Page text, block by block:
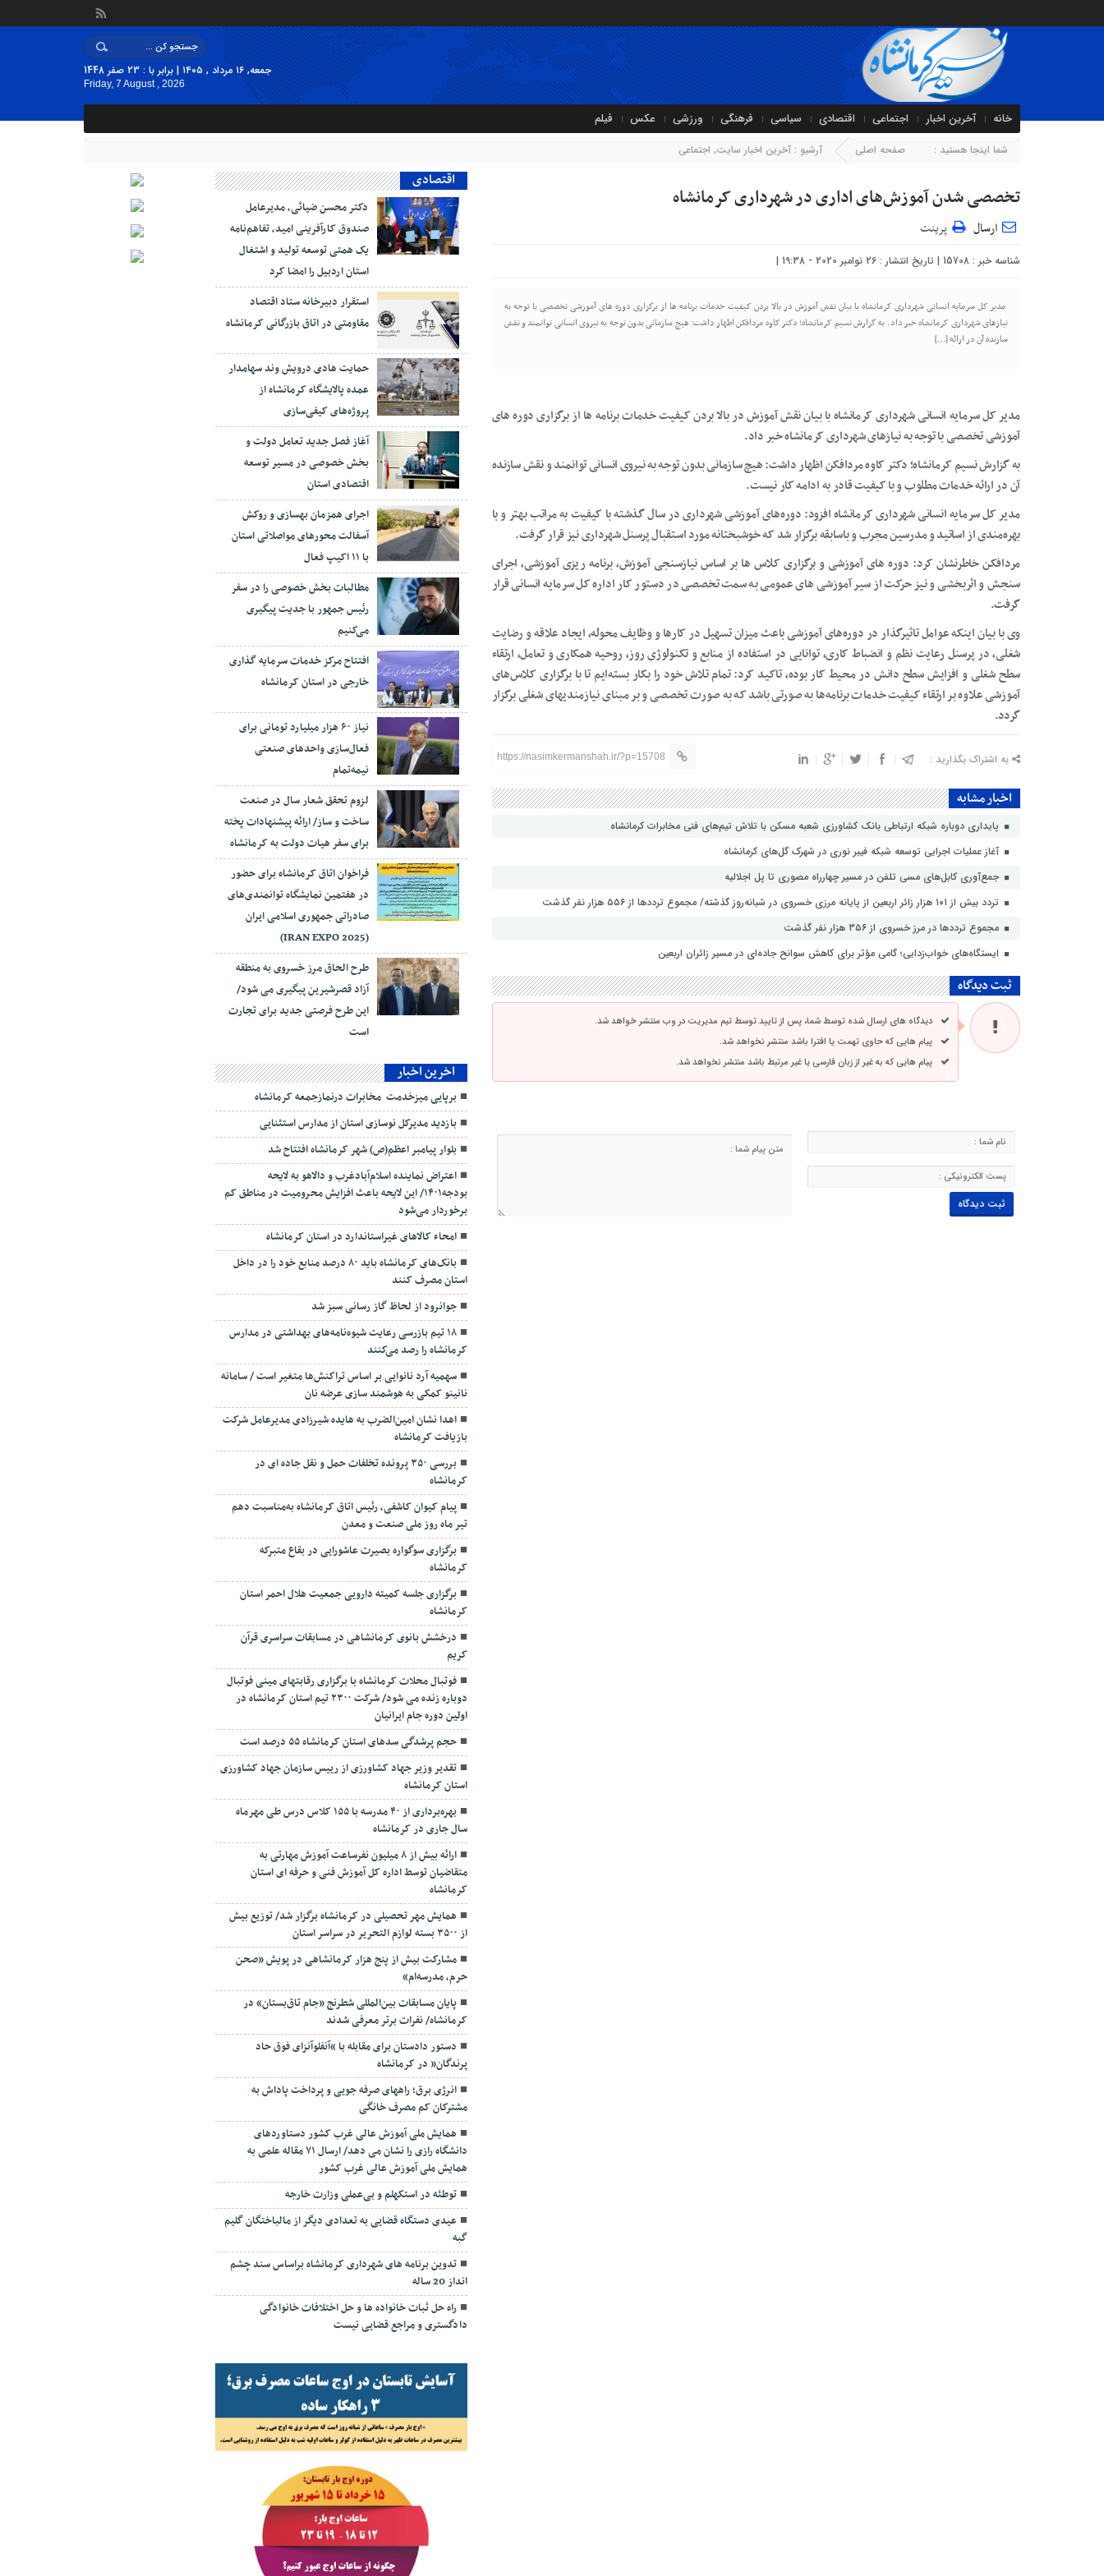
جمعه, ۱۶ مرداد , ۱۴۰۵ | برابر با : 23 صفر 1448
Friday, 7 August , 2026
خانه آخرین اخبار اجتماعی اقتصادی سیاسی فرهنگی ورزشی عکس فیلم
شما اینجا هستید : صفحه اصلی آرشیو : آخرین اخبار سایت, اجتماعی
تخصصی شدن آموزش‌های اداری در شهرداری کرمانشاه
ارسال پرینت
شناسه خبر : 15708 | تاریخ انتشار : 26 نوامبر 2020 - 19:38 |
‍ مدیر کل سرمایه انسانی شهرداری کرمانشاه با بیان نقش آموزش در بالا بردن کیفیت خدمات برنامه ها از برگزاری دوره های آموزشی تخصصی با توجه به
نیازهای شهرداری کرمانشاه خبر داد. به گزارش نسیم کرمانشاه؛ دکتر کاوه مردافکن اظهار داشت: هیچ سازمانی بدون توجه به نیروی انسانی توانمند و نقش
سازنده آن در ارائه […]
مدیر کل سرمایه انسانی شهرداری کرمانشاه با بیان نقش آموزش در بالا بردن کیفیت خدمات برنامه ها از برگزاری دوره های
آموزشی تخصصی با توجه به نیازهای شهرداری کرمانشاه خبر داد.
به گزارش نسیم کرمانشاه؛ دکتر کاوه مردافکن اظهار داشت: هیچ سازمانی بدون توجه به نیروی انسانی توانمند و نقش سازنده
آن در ارائه خدمات مطلوب و با کیفیت قادر به ادامه کار نیست.
مدیر کل سرمایه انسانی شهرداری کرمانشاه افزود: دوره‌های آموزشی شهرداری در سال گذشته با کیفیت به مراتب بهتر و با
بهره‌مندی از اساتید و مدرسین مجرب و باسابقه برگزار شد که خوشبختانه مورد استقبال پرسنل شهرداری نیز قرار گرفت.
مردافکن خاطرنشان کرد: دوره های آموزشی و برگزاری کلاس ها بر اساس نیازسنجی آموزش، برنامه ریزی آموزشی، اجرای
سنجش و اثربخشی و نیز حرکت از سیر آموزشی های عمومی به سمت تخصصی در دستور کار اداره کل سرمایه انسانی قرار
گرفت.
وی با بیان اینکه عوامل تاثیرگذار در دوره‌های آموزشی باعث میزان تسهیل در کارها و وظایف محوله، ایجاد علاقه و رضایت
شغلی، در پرسنل رعایت نظم و انضباط کاری، توانایی در استفاده از منابع و تکنولوژی روز، روحیه همکاری و تعامل، ارتقاء
سطح شغلی و افزایش سطح دانش در محیط کار بوده، تاکید کرد: تمام تلاش خود را بکار بسته‌ایم تا با برگزاری کلاس‌های
آموزشی علاوه بر ارتقاء کیفیت خدمات برنامه‌ها به صورتی باشد که به صورت تخصصی و بر مبنای نیازمندیهای شغلی برگزار
گردد.
به اشتراک بگذارید : https://nasimkermanshah.ir/?p=15708
اخبار مشابه
پایداری دوباره شبکه ارتباطی بانک کشاورزی شعبه مسکن با تلاش تیم‌های فنی مخابرات کرمانشاه
آغاز عملیات اجرایی توسعه شبکه فیبر نوری در شهرک گل‌های کرمانشاه
جمع‌آوری کابل‌های مسی تلفن در مسیر چهارراه مصوری تا پل اجلالیه
تردد بیش از ۱۰۱ هزار زائر اربعین از پایانه مرزی خسروی در شبانه‌روز گذشته/ مجموع ترددها از ۵۵۶ هزار نفر گذشت
مجموع ترددها در مرز خسروی از ۳۵۶ هزار نفر گذشت
ایستگاه‌های خواب‌زدایی؛ گامی مؤثر برای کاهش سوانح جاده‌ای در مسیر زائران اربعین
ثبت دیدگاه
دیدگاه های ارسال شده توسط شما، پس از تایید توسط تیم مدیریت در وب منتشر خواهد شد.
پیام هایی که حاوی تهمت یا افترا باشد منتشر نخواهد شد.
پیام هایی که به غیر از زبان فارسی یا غیر مرتبط باشد منتشر نخواهد شد.
اقتصادی
دکتر محسن ضیائی، مدیرعامل
صندوق کارآفرینی امید، تفاهم‌نامه
یک همتی توسعه تولید و اشتغال
استان اردبیل را امضا کرد
استقرار دبیرخانه ستاد اقتصاد
مقاومتی در اتاق بازرگانی کرمانشاه
حمایت هادی درویش وند سهامدار
عمده پالایشگاه کرمانشاه از
پروژه‌های کیفی‌سازی
آغاز فصل جدید تعامل دولت و
بخش خصوصی در مسیر توسعه
اقتصادی استان
اجرای همزمان بهسازی و روکش
آسفالت محورهای مواصلاتی استان
با ۱۱ اکیپ فعال
مطالبات بخش خصوصی را در سفر
رئیس جمهور با جدیت پیگیری
می‌کنیم
افتتاح مرکز خدمات سرمایه گذاری
خارجی در استان کرمانشاه
نیاز ۶۰ هزار میلیارد تومانی برای
فعال‌سازی واحدهای صنعتی
نیمه‌تمام
لزوم تحقق شعار سال در صنعت
ساخت و ساز/ ارائه پیشنهادات پخته
برای سفر هیات دولت به کرمانشاه
فراخوان اتاق کرمانشاه برای حضور
در هفتمین نمایشگاه توانمندی‌های
صادراتی جمهوری اسلامی ایران
(IRAN EXPO 2025)
طرح الحاق مرز خسروی به منطقه
آزاد قصرشیرین پیگیری می شود/
این طرح فرصتی جدید برای تجارت
است
اخرین اخبار
برپایی میزخدمت مخابرات درنمازجمعه کرمانشاه
بازدید مدیرکل نوسازی استان از مدارس استثنایی
بلوار پیامبر اعظم(ص) شهر کرمانشاه افتتاح شد
اعتراض نماینده اسلام‌آبادغرب و دالاهو به لایحه
بودجه۱۴۰۱/ این لایحه باعث افزایش محرومیت در مناطق کم
برخوردار می‌شود
امحاء کالاهای غیراستاندارد در استان کرمانشاه
بانک‌های کرمانشاه باید ۸۰ درصد منابع خود را در داخل
استان مصرف کنند
جوانرود از لحاظ گاز رسانی سبز شد
۱۸ تیم بازرسی رعایت شیوه‌نامه‌های بهداشتی در مدارس
کرمانشاه را رصد می‌کنند
سهمیه آرد نانوایی بر اساس تراکنش‌ها متغیر است / سامانه
نانینو کمکی به هوشمند سازی عرضه نان
اهدا نشان امین‌الضرب به هایده شیرزادی مدیرعامل شرکت
بازیافت کرمانشاه
بررسی ۳۵۰ پرونده تخلفات حمل و نقل جاده ای در
کرمانشاه
پیام کیوان کاشفی، رئیس اتاق کرمانشاه به‌مناسبت دهم
تیر ماه روز ملی صنعت و معدن
برگزاری سوگواره بصیرت عاشورایی در بقاع متبرکه
کرمانشاه
برگزاری جلسه کمیته دارویی جمعیت هلال احمر استان
کرمانشاه
درخشش بانوی کرمانشاهی در مسابقات سراسری قرآن
کریم
فوتبال محلات کرمانشاه با برگزاری رقابتهای مینی فوتبال
دوباره زنده می شود/ شرکت ۲۳۰۰ تیم استان کرمانشاه در
اولین دوره جام ایرانیان
حجم پرشدگی سدهای استان کرمانشاه ۵۵ درصد است
تقدیر وزیر جهاد کشاورزی از رییس سازمان جهاد کشاورزی
استان کرمانشاه
بهره‌برداری از ۴۰ مدرسه با ۱۵۵ کلاس درس طی مهرماه
سال جاری در کرمانشاه
ارائه بیش از ۸ میلیون نفرساعت آموزش مهارتی به
متقاضیان توسط اداره کل آموزش فنی و حرفه ای استان
کرمانشاه
همایش مهر تحصیلی در کرمانشاه برگزار شد/ توزیع بیش
از ۳۵۰۰ بسته لوازم التحریر در سراسر استان
مشارکت بیش از پنج هزار کرمانشاهی در پویش «صحن
حرم، مدرسه‌ام»
پایان مسابقات بین‌المللی شطرنج «جام تاق‌بستان» در
کرمانشاه/ نفرات برتر معرفی شدند
دستور دادستان برای مقابله با “آنفلوآنزای فوق حاد
پرندگان” در کرمانشاه
انرژی برق؛ راههای صرفه جویی و پرداخت پاداش به
مشترکان کم مصرف خانگی
همایش ملی آموزش عالی غرب کشور دستاوردهای
دانشگاه رازی را نشان می دهد/ ارسال ۷۱ مقاله علمی به
همایش ملی آموزش عالی غرب کشور
توطئه در استکهلم و بی‌عملی وزارت خارجه
عیدی دستگاه قضایی به تعدادی دیگر از مالباختگان گلیم
گبه
تدوین برنامه های شهرداری کرمانشاه براساس سند چشم
انداز 20 ساله
راه حل ثبات خانواده ها و حل اختلافات خانوادگی
دادگستری و مراجع قضایی نیست